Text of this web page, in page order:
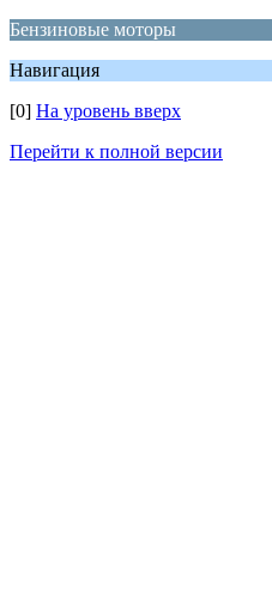
Бензиновые моторы
Навигация
[0] На уровень вверх
Перейти к полной версии